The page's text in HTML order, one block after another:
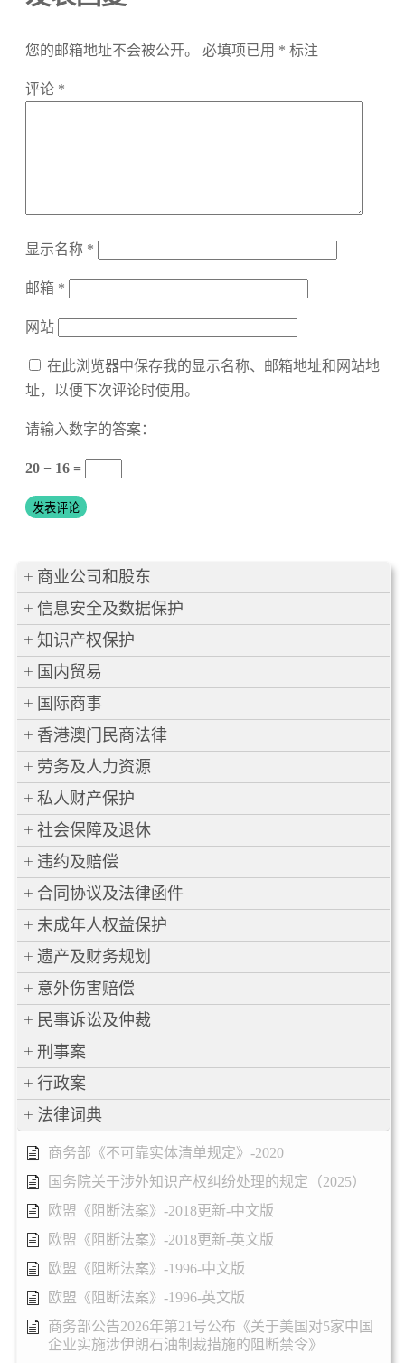
您的邮箱地址不会被公开。 必填项已用 * 标注
评论 *
显示名称 *
邮箱 *
网站
在此浏览器中保存我的显示名称、邮箱地址和网站地
址，以便下次评论时使用。
请输入数字的答案：
20 − 16 =
商业公司和股东
信息安全及数据保护
知识产权保护
国内贸易
国际商事
香港澳门民商法律
劳务及人力资源
私人财产保护
社会保障及退休
违约及赔偿
合同协议及法律函件
未成年人权益保护
遗产及财务规划
意外伤害赔偿
民事诉讼及仲裁
刑事案
行政案
法律词典
商务部《不可靠实体清单规定》-2020
国务院关于涉外知识产权纠纷处理的规定（2025）
欧盟《阻断法案》-2018更新-中文版
欧盟《阻断法案》-2018更新-英文版
欧盟《阻断法案》-1996-中文版
欧盟《阻断法案》-1996-英文版
商务部公告2026年第21号公布《关于美国对5家中国
企业实施涉伊朗石油制裁措施的阻断禁令》